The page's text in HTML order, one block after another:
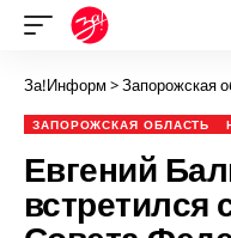
За!Информ >Запорожская
ЗАПОРОЖСКАЯ ОБЛАСТЬ
Евгений
встретился